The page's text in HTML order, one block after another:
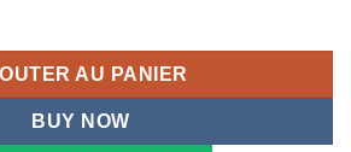
De Mathématiques 6e
AU PANIER
BUY NOW